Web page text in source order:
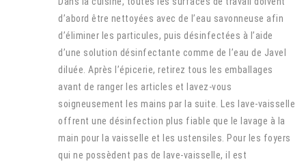
d’abord être nettoyées avec de l’eau savonneuse afin
d’éliminer les particules, puis désinfectées à l’aide
d’une solution désinfectante comme de l’eau de Javel
diluée. Après l’épicerie, retirez tous les emballages
avant de ranger les articles et lavez-vous
soigneusement les mains par la suite. Les lave-vaisselle
offrent une désinfection plus fiable que le lavage à la
main pour la vaisselle et les ustensiles. Pour les foyers
qui ne possèdent pas de lave-vaisselle, il est